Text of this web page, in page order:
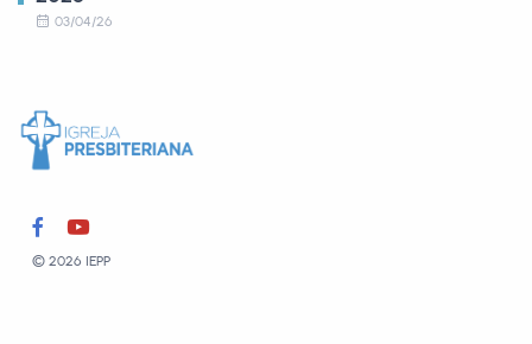
03/04/26
© 2026 IEPP